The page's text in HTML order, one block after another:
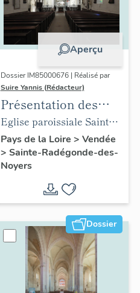
Aperçu
Dossier IM85000676 | Réalisé par
Suire Yannis (Rédacteur)
Présentation des
objets mobiliers de
l'église de Sainte-
Radégonde-des-
Noyers
Eglise paroissiale Sainte
Radegonde de Sainte-
Radégonde-des-Noyers
Pays de la Loire > Vendée
> Sainte-Radégonde-des-
Noyers
Dossier